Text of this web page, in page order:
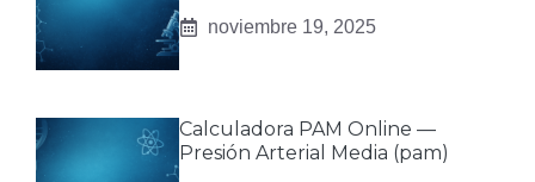
noviembre 19, 2025
Calculadora PAM Online —
Presión Arterial Media (pam)